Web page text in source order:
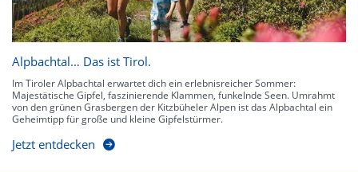
Alpbachtal… Das ist Tirol.
Im Tiroler Alpbachtal erwartet dich ein erlebnisreicher Sommer:
Majestätische Gipfel, faszinierende Klammen, funkelnde Seen. Umrahmt
von den grünen Grasbergen der Kitzbüheler Alpen ist das Alpbachtal ein
Geheimtipp für große und kleine Gipfelstürmer.
Jetzt entdecken